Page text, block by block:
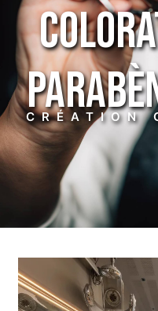
coloration sans
CRÉATION